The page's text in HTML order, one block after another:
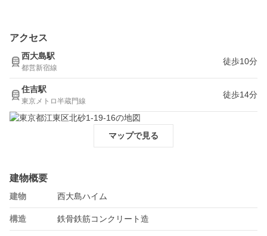
アクセス
西大島駅
都営新宿線
徒歩10分
住吉駅
東京メトロ半蔵門線
徒歩14分
マップで見る
建物概要
建物 西大島ハイム
構造 鉄骨鉄筋コンクリート造